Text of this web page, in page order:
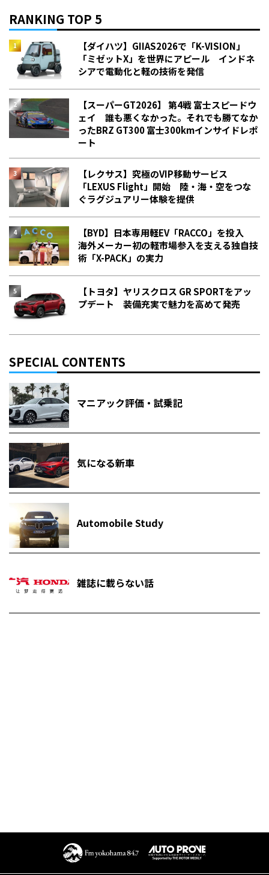
RANKING TOP 5
【ダイハツ】GIIAS2026で「K-VISION」
「ミゼットX」を世界にアピール インドネ
シアで電動化と軽の技術を発信
【スーパーGT2026】 第4戦 富士スピードウ
ェイ 誰も悪くなかった。それでも勝てなか
った――BRZ GT300 富士300kmインサイドレポ
ート
【レクサス】究極のVIP移動サービス
「LEXUS Flight」開始 陸・海・空をつな
ぐラグジュアリー体験を提供
【BYD】日本専用軽EV「RACCO」を投入
海外メーカー初の軽市場参入を支える独自技
術「X-PACK」の実力
【トヨタ】ヤリスクロス GR SPORTをアッ
プデート 装備充実で魅力を高めて発売
SPECIAL CONTENTS
マニアック評価・試乗記
気になる新車
Automobile Study
雑誌に載らない話